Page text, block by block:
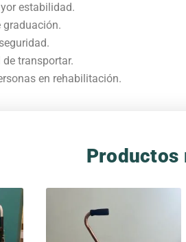
estabilidad.
transportar.
en rehabilitación.
Productos
Este